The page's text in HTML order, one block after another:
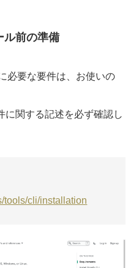
前の準備
必要な要件は、お使いの
に関する記述を必ず確認し
tools/cli/installation